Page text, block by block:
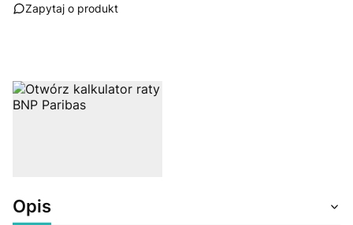
Zapytaj o produkt
Opis